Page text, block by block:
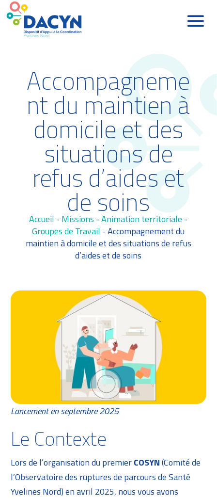
Accompagneme
nt du maintien à
domicile et des
situations de
refus d’aides et
de soins
Accueil - Missions -Animation territoriale -
Groupes de Travail -Accompagnement du
maintien à domicile et des situations de refus
d’aides et de soins
Lancement en septembre 2025
Le Contexte
Lors de l’organisation du premierCOSYN(Comité de
l’Observatoire des ruptures de parcours de Santé
Yvelines Nord) en avril 2025, nous vous avons